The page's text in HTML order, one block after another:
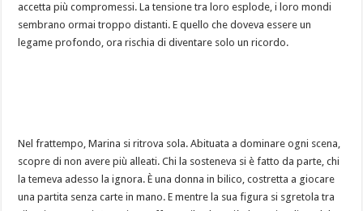
accetta più compromessi. La tensione tra loro esplode, i loro mondi
sembrano ormai troppo distanti. E quello che doveva essere un
legame profondo, ora rischia di diventare solo un ricordo.
Nel frattempo, Marina si ritrova sola. Abituata a dominare ogni scena,
scopre di non avere più alleati. Chi la sosteneva si è fatto da parte, chi
la temeva adesso la ignora. È una donna in bilico, costretta a giocare
una partita senza carte in mano. E mentre la sua figura si sgretola tra